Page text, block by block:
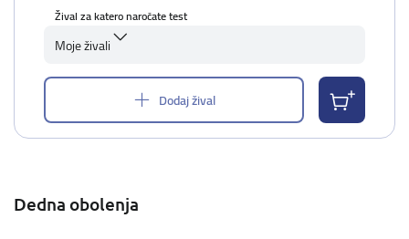
Žival za katero naročate test
Moje živali
Dodaj žival
Dedna obolenja